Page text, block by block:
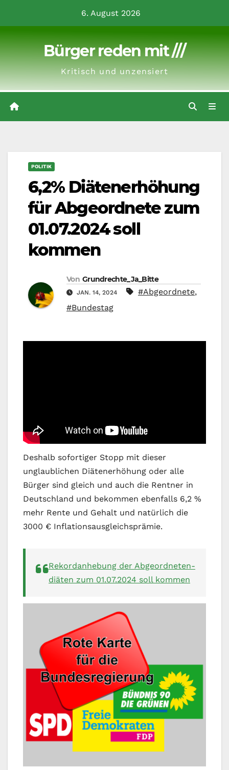
6. August 2026
Bürger reden mit ///
Kritisch und unzensiert
POLITIK
6,2% Diätenerhöhung
für Abgeordnete zum
01.07.2024 soll
kommen
Von Grundrechte_Ja_Bitte
JAN. 14, 2024 #Abgeordnete,
#Bundestag
Deshalb sofortiger Stopp mit dieser
unglaublichen Diätenerhöhung oder alle
Bürger sind gleich und auch die Rentner in
Deutschland und bekommen ebenfalls 6,2 %
mehr Rente und Gehalt und natürlich die
3000 € Inflationsausgleichsprämie.
Rekord­anhebung der Abgeordneten­­
diäten zum 01.07.2024 soll kommen